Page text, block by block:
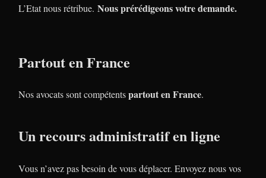
L’Etat nous rétribue. Nous prérédigeons votre demande.
Partout en France
Nos avocats sont compétentspartout en France.
Un recours administratif en ligne
Vous n’avez pas besoin de vous déplacer. Envoyez nous vos